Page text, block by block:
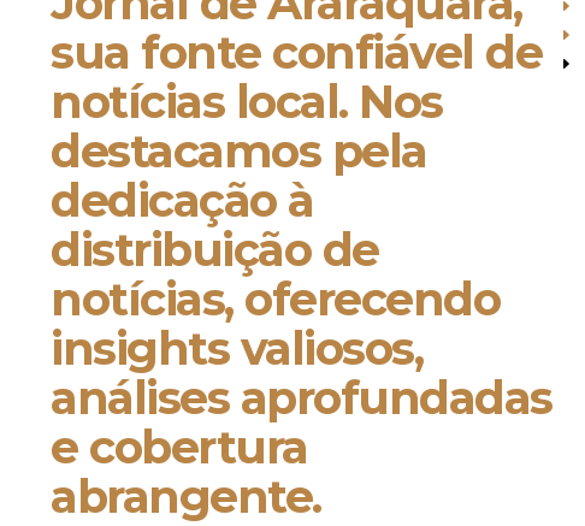
sua fonte confiável de
notícias local. Nos
destacamos pela
dedicação à
distribuição de
notícias, oferecendo
insights valiosos,
análises aprofundadas
e cobertura
abrangente.